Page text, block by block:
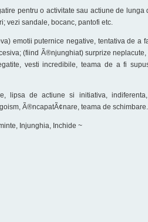
pentru o activitate sau actiune de lunga
vezi sandale, bocanc, pantofi etc.
emotii puternice negative, tentativa de a
(fiind Ã®njunghiat) surprize
vesti incredibile, teama de a fi
lipsa de actiune si initiativa,
Ã®ncapatÃ¢nare, teama de schimbare.
Injunghia, Inchide ~